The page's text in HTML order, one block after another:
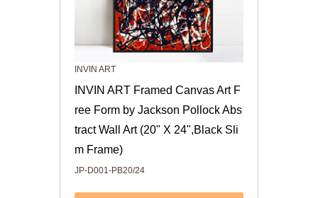
INVIN ART
INVIN ART Framed Canvas Art F
ree Form by Jackson Pollock Abs
tract Wall Art (20" X 24",Black Sli
m Frame)
JP-D001-PB20/24